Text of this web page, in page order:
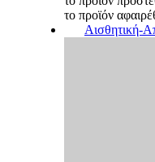
το προϊόν
Αισθητική-